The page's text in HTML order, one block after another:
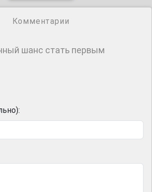
Комментарии
шанс стать первым